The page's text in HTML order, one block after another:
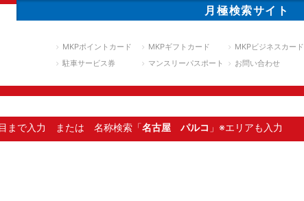
月極検索サイト
MKPポイントカード MKPギフトカード
MKPビジネスカード
駐車サービス券
マンスリーパスポート お問い合わせ
まで入力 または 名称検索「名古屋 パルコ 」※エリアも入力